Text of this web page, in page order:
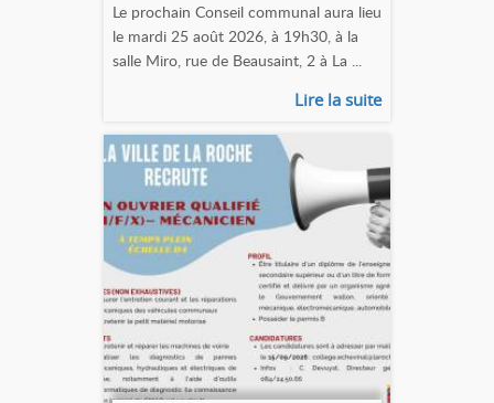
Le prochain Conseil communal aura lieu
le mardi 25 août 2026, à 19h30, à la
salle Miro, rue de Beausaint, 2 à La ...
Lire la suite